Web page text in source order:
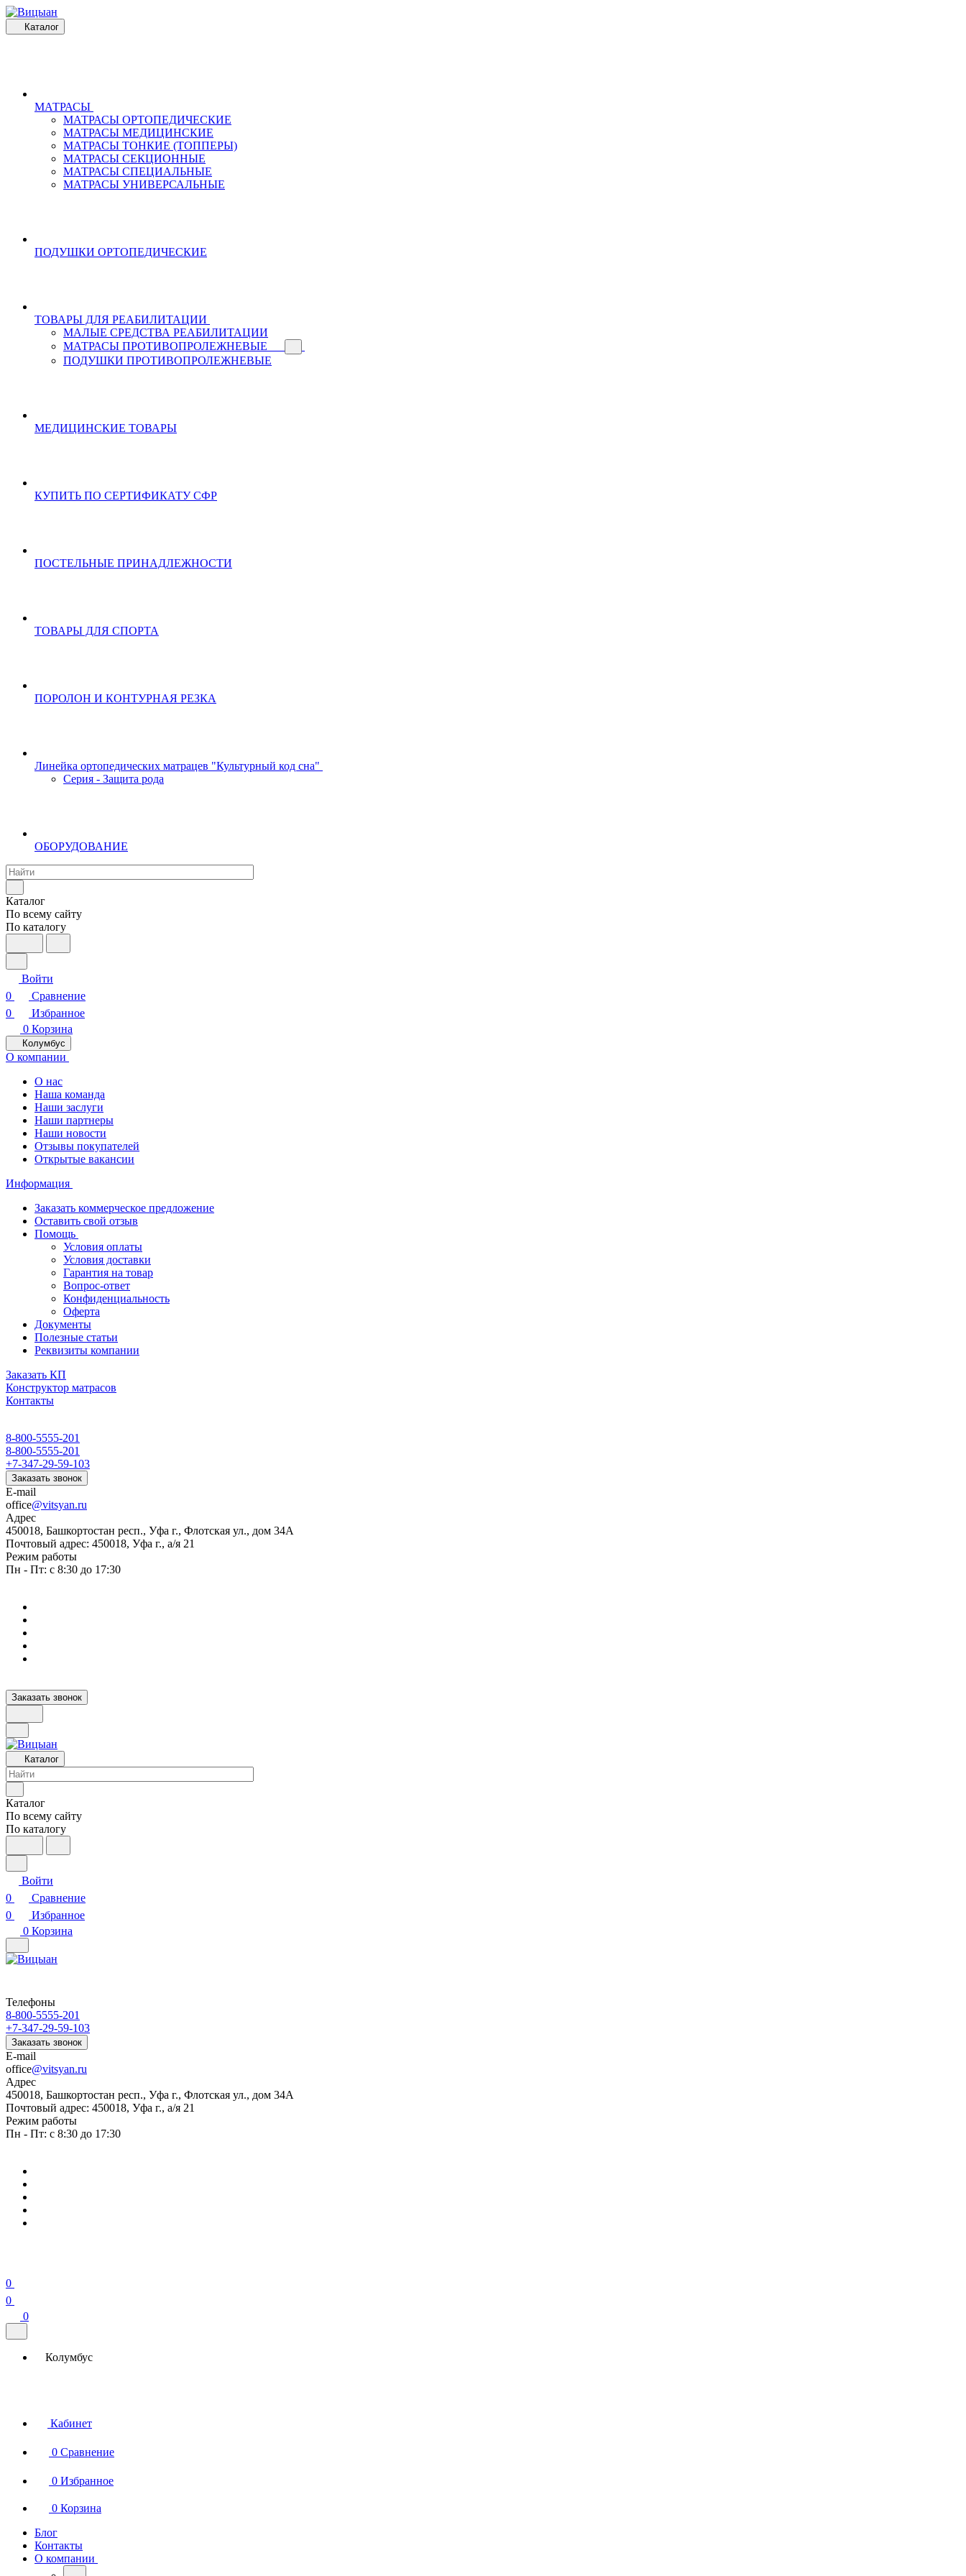
Каталог
МАТРАСЫ
МАТРАСЫ ОРТОПЕДИЧЕСКИЕ
МАТРАСЫ МЕДИЦИНСКИЕ
МАТРАСЫ ТОНКИЕ (ТОППЕРЫ)
МАТРАСЫ СЕКЦИОННЫЕ
МАТРАСЫ СПЕЦИАЛЬНЫЕ
МАТРАСЫ УНИВЕРСАЛЬНЫЕ
ПОДУШКИ ОРТОПЕДИЧЕСКИЕ
ТОВАРЫ ДЛЯ РЕАБИЛИТАЦИИ
МАЛЫЕ СРЕДСТВА РЕАБИЛИТАЦИИ
МАТРАСЫ ПРОТИВОПРОЛЕЖНЕВЫЕ
ПОДУШКИ ПРОТИВОПРОЛЕЖНЕВЫЕ
МЕДИЦИНСКИЕ ТОВАРЫ
КУПИТЬ ПО СЕРТИФИКАТУ СФР
ПОСТЕЛЬНЫЕ ПРИНАДЛЕЖНОСТИ
ТОВАРЫ ДЛЯ СПОРТА
ПОРОЛОН И КОНТУРНАЯ РЕЗКА
Линейка ортопедических матрацев "Культурный код сна"
Серия - Защита рода
ОБОРУДОВАНИЕ
Каталог
По всему сайту
По каталогу
Войти
0
Сравнение
0
Избранное
0 Корзина
Колумбус
О компании
О нас
Наша команда
Наши заслуги
Наши партнеры
Наши новости
Отзывы покупателей
Открытые вакансии
Информация
Заказать коммерческое предложение
Оставить свой отзыв
Помощь
Условия оплаты
Условия доставки
Гарантия на товар
Вопрос-ответ
Конфиденциальность
Оферта
Документы
Полезные статьи
Реквизиты компании
Заказать КП
Конструктор матрасов
Контакты
8-800-5555-201
8-800-5555-201
+7-347-29-59-103
Заказать звонок
E-mail
office@vitsyan.ru
Адрес
450018, Башкортостан респ., Уфа г., Флотская ул., дом 34А
Почтовый адрес: 450018, Уфа г., а/я 21
Режим работы
Пн - Пт: с 8:30 до 17:30
Заказать звонок
Каталог
Каталог
По всему сайту
По каталогу
Войти
0
Сравнение
0
Избранное
0 Корзина
Телефоны
8-800-5555-201
+7-347-29-59-103
Заказать звонок
E-mail
office@vitsyan.ru
Адрес
450018, Башкортостан респ., Уфа г., Флотская ул., дом 34А
Почтовый адрес: 450018, Уфа г., а/я 21
Режим работы
Пн - Пт: с 8:30 до 17:30
0
0
0
Колумбус
Кабинет
0 Сравнение
0 Избранное
0 Корзина
Блог
Контакты
О компании